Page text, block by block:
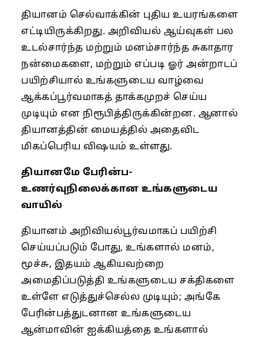
தியானம் செல்வாக்கின் புதிய உயரங்களை
எட்டியிருக்கிறது. அறிவியல் ஆய்வுகள் பல
உடல்சார்ந்த மற்றும் மனம்சார்ந்த சுகாதார
நன்மைகளை, மற்றும் எப்படி ஓர் அன்றாடப்
பயிற்சியால் உங்களுடைய வாழ்வை
ஆக்கப்பூர்வமாகத் தாக்கமுறச் செய்ய
முடியும் என நிரூபித்திருக்கின்றன. ஆனால்
தியானத்தின் மையத்தில் அதைவிட
மிகப்பெரிய விஷயம் உள்ளது.
தியானமே பேரின்ப-
உணர்வுநிலைக்கான உங்களுடைய
வாயில்
தியானம் அறிவியல்பூர்வமாகப் பயிற்சி
செய்யப்படும் போது, உங்களால் மனம்,
மூச்சு, இதயம் ஆகியவற்றை
அமைதிப்படுத்தி உங்களுடைய சக்திகளை
உள்ளே எடுத்துச்செல்ல முடியும்; அங்கே
பேரின்பத்துடனான உங்களுடைய
ஆன்மாவின் ஐக்கியத்தை உங்களால்